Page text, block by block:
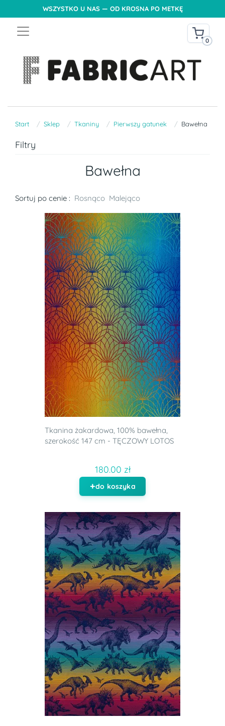
WSZYSTKO U NAS — OD KROSNA PO METKĘ
0
Start Sklep Tkaniny Pierwszy gatunek Bawełna
Filtry
Bawełna
Sortuj po cenie : Rosnąco Malejąco
Tkanina żakardowa, 100% bawełna,
szerokość 147 cm - TĘCZOWY LOTOS
180.00 zł
do koszyka